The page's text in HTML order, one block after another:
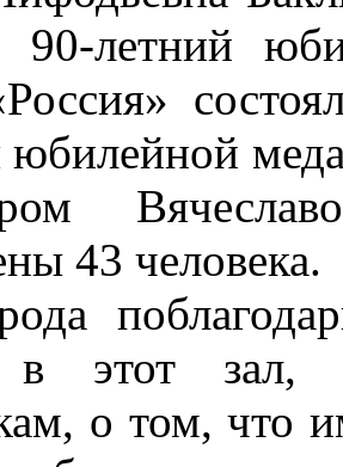
90-летний
юбилейной
43 человека.
в этот зал,
о том, что